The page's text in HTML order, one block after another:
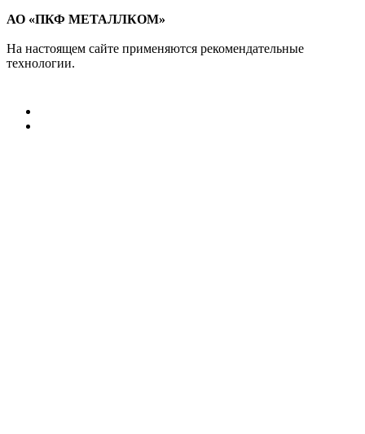
АО «ПКФ МЕТАЛЛКОМ»
На настоящем сайте применяются рекомендательные
технологии.